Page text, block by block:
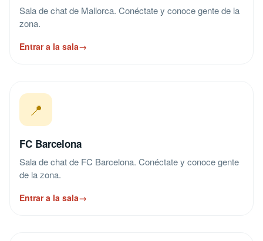
Sala de chat de Mallorca. Conéctate y conoce gente de la
zona.
Entrar a la sala→
📍
FC Barcelona
Sala de chat de FC Barcelona. Conéctate y conoce gente
de la zona.
Entrar a la sala→